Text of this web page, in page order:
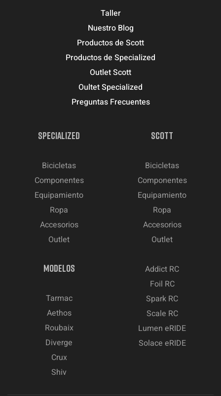
Taller
Nuestro Blog
Productos de Scott
Productos de Specialized
Outlet Scott
Oultet Specialized
Preguntas Frecuentes
SPECIALIZED
Bicicletas
Componentes
Equipamiento
Ropa
Accesorios
Outlet
SCOTT
Bicicletas
Componentes
Equipamiento
Ropa
Accesorios
Outlet
MODELOS
Tarmac
Aethos
Roubaix
Diverge
Crux
Shiv
Addict RC
Foil RC
Spark RC
Scale RC
Lumen eRIDE
Solace eRIDE